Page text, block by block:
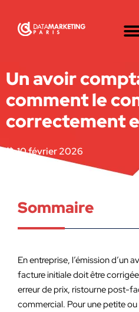
Un avoir
comment le
correctement
10 février 2026
Sommaire
En entreprise, l’émission d’un
facture initiale doit être
erreur de prix, ristourne post-
commercial. Pour une petite